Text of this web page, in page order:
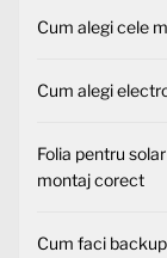
Cum alegi cele
Cum alegi
Folia pentru
montaj corect
Cum faci